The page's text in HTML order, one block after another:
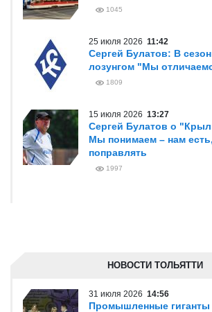
1045
25 июля 2026 11:42
Сергей Булатов: В
лозунгом "Мы
1809
15 июля 2026 13:27
Сергей Булатов о
Мы понимаем – нам
поправлять
1997
НОВОСТИ ТОЛЬЯТТИ
31 июля 2026 14:56
Промышленные гиганты